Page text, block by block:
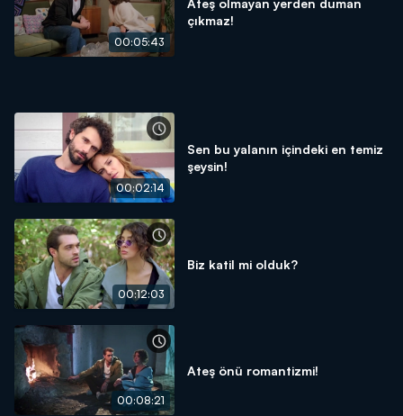
00:05:43
Ateş olmayan yerden duman
çıkmaz!
00:02:14
Sen bu yalanın içindeki en temiz
şeysin!
00:12:03
Biz katil mi olduk?
00:08:21
Ateş önü romantizmi!